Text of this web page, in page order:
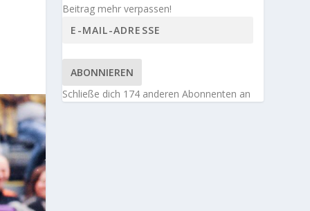
Beitrag mehr verpassen!
ABONNIEREN
Schließe dich 174 anderen Abonnenten an